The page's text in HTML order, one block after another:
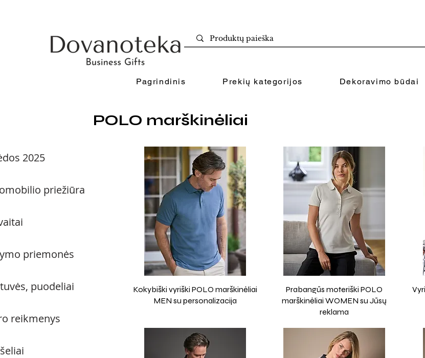
Pagrindinis Prekių kategorijos Dekoravimo būdai
POLO marškinėliai
2025
priežiūra
priemonės
puodeliai
reikmenys
Kokybiški vyriški POLO marškinėliai
MEN su personalizacija
Prabangūs moteriški POLO
marškinėliai WOMEN su Jūsų
reklama